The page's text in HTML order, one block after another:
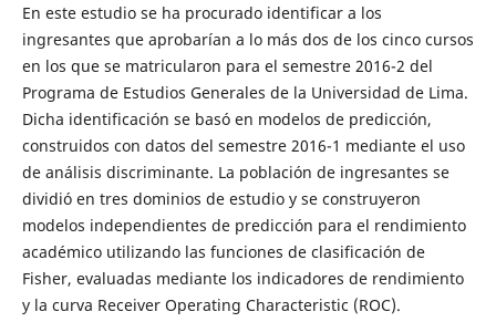
En este estudio se ha procurado identificar a los
ingresantes que aprobarían a lo más dos de los cinco cursos
en los que se matricularon para el semestre 2016-2 del
Programa de Estudios Generales de la Universidad de Lima.
Dicha identificación se basó en modelos de predicción,
construidos con datos del semestre 2016-1 mediante el uso
de análisis discriminante. La población de ingresantes se
dividió en tres dominios de estudio y se construyeron
modelos independientes de predicción para el rendimiento
académico utilizando las funciones de clasificación de
Fisher, evaluadas mediante los indicadores de rendimiento
y la curva Receiver Operating Characteristic (ROC).